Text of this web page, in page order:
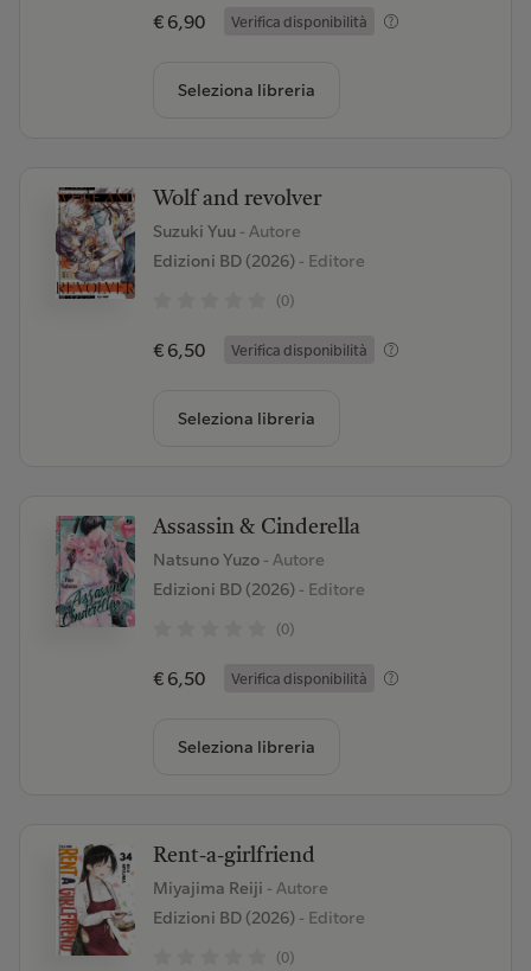
€ 6,90 Verifica disponibilità
Seleziona libreria
Wolf and revolver
Suzuki Yuu - Autore
Edizioni BD (2026)- Editore
(0)
€ 6,50 Verifica disponibilità
Seleziona libreria
Assassin & Cinderella
Natsuno Yuzo - Autore
Edizioni BD (2026)- Editore
(0)
€ 6,50 Verifica disponibilità
Seleziona libreria
Rent-a-girlfriend
Miyajima Reiji - Autore
Edizioni BD (2026)- Editore
(0)